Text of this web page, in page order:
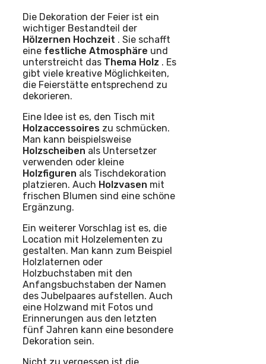
Die Dekoration der Feier ist ein
wichtiger Bestandteil der
Hölzernen Hochzeit . Sie schafft
eine festliche Atmosphäre und
unterstreicht das Thema Holz . Es
gibt viele kreative Möglichkeiten,
die Feierstätte entsprechend zu
dekorieren.
Eine Idee ist es, den Tisch mit
Holzaccessoires zu schmücken.
Man kann beispielsweise
Holzscheiben als Untersetzer
verwenden oder kleine
Holzfiguren als Tischdekoration
platzieren. Auch Holzvasen mit
frischen Blumen sind eine schöne
Ergänzung.
Ein weiterer Vorschlag ist es, die
Location mit Holzelementen zu
gestalten. Man kann zum Beispiel
Holzlaternen oder
Holzbuchstaben mit den
Anfangsbuchstaben der Namen
des Jubelpaares aufstellen. Auch
eine Holzwand mit Fotos und
Erinnerungen aus den letzten
fünf Jahren kann eine besondere
Dekoration sein.